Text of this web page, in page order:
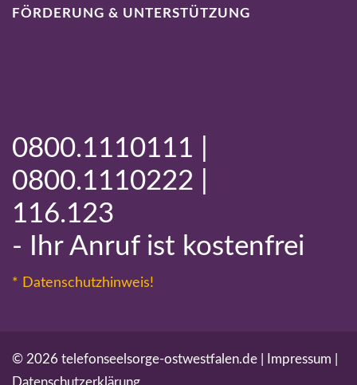
FÖRDERUNG & UNTERSTÜTZUNG
0800.1110111 |
0800.1110222 |
116.123
- Ihr Anruf ist kostenfrei
* Datenschutzhinweis!
© 2026 telefonseelsorge-ostwestfalen.de | Impressum
Datenschutzerklärung